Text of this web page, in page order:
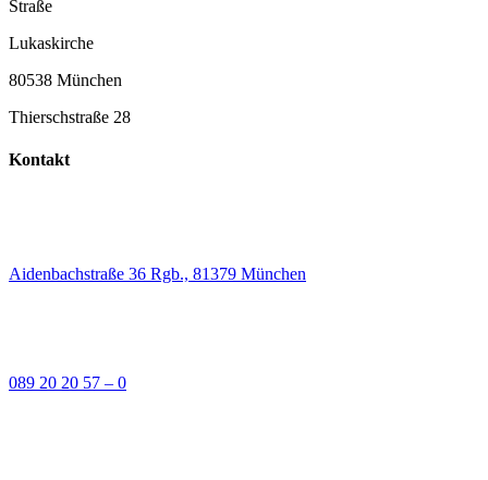
Straße
Lukaskirche
80538 München
Thierschstraße 28
Kontakt
Aidenbachstraße 36 Rgb., 81379 München
089 20 20 57 – 0